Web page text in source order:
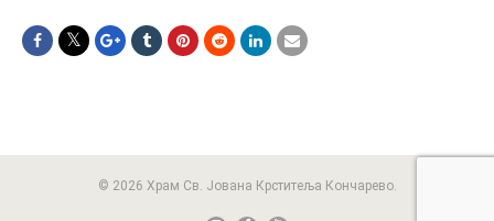
© 2026 Храм Св. Јована Крститеља Кончарево.